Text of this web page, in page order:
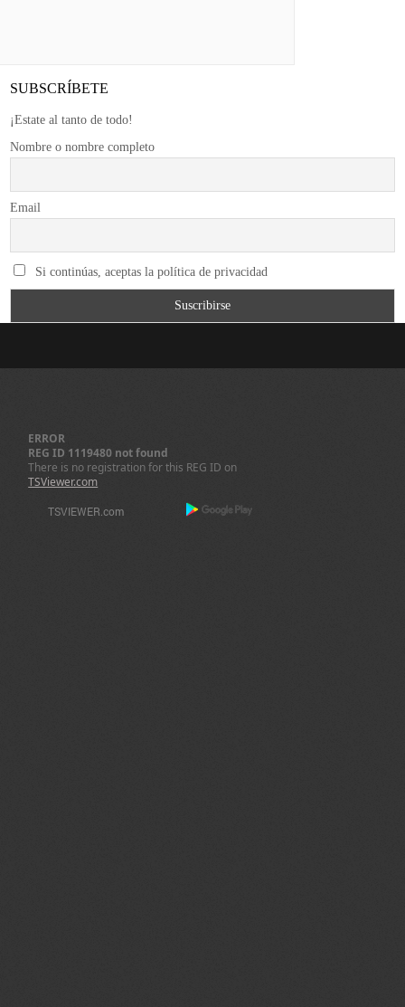
SUBSCRÍBETE
¡Estate al tanto de todo!
Nombre o nombre completo
Email
Si continúas, aceptas la política de privacidad
ERROR
REG ID 1119480 not found
There is no registration for this REG ID on
TSViewer.com